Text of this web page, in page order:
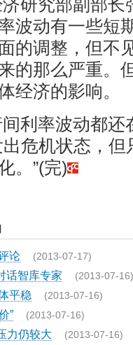
研究部副部长
波动有一些短
的调整，但不
的那么严重。
经济的影响。
利率波动都还
危机状态，
。”(完)
论 (2013-07-17)
话智库专家 (2013-07-16)
平稳 (2013-07-16)
” (2013-07-16)
力仍较大 (2013-07-16)